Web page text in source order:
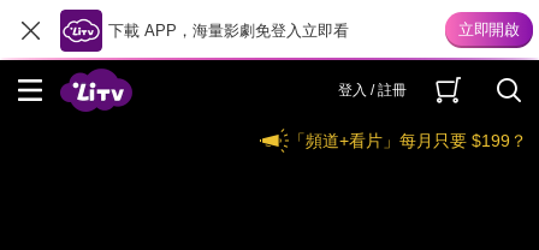
下載 APP，海量影劇免登入立即看
登入 / 註冊
「頻道+看片」每月只要 $199？